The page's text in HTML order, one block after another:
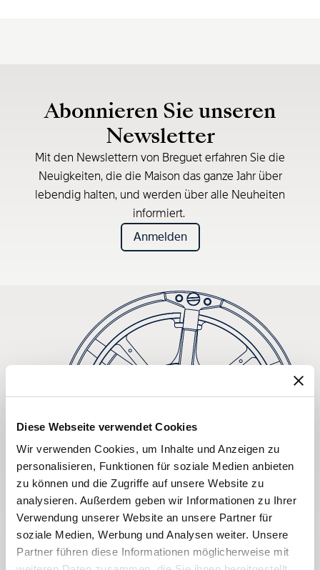
Diese Webseite verwendet Cookies
Wir verwenden Cookies, um Inhalte und Anzeigen zu
personalisieren, Funktionen für soziale Medien anbieten
zu können und die Zugriffe auf unsere Website zu
analysieren. Außerdem geben wir Informationen zu Ihrer
Verwendung unserer Website an unsere Partner für
soziale Medien, Werbung und Analysen weiter. Unsere
Partner führen diese Informationen möglicherweise mit
Abonnieren Sie unseren
Newsletter
Mit den Newslettern von Breguet erfahren Sie die
Neuigkeiten, die die Maison das ganze Jahr über
lebendig halten, und werden über alle Neuheiten
informiert.
Anmelden